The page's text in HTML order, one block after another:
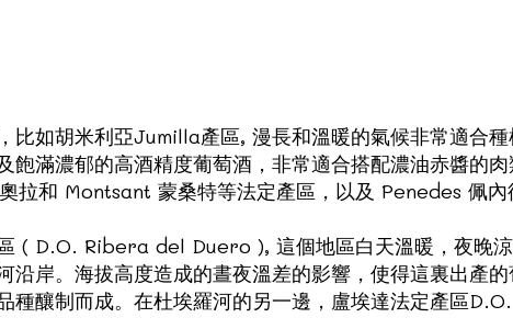
比如胡米利亞Jumilla產區, 漫長和溫暖的氣候非常適合
飽滿濃郁的高酒精度葡萄酒，非常適合搭配濃油赤醬的
和 Montsant 蒙桑特等法定產區，以及 Penedes 佩內
( D.O. Ribera del Duero ), 這個地區白天溫暖，夜晚
沿岸。海拔高度造成的晝夜溫差的影響，使得這裏出產
種釀制而成。在杜埃羅河的另一邊，盧埃達法定產區